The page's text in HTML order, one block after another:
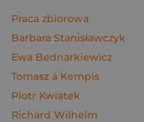
Praca zbiorowa
Barbara Stanisławczyk
Ewa Bednarkiewicz
Tomasz á Kempis
Piotr Kwiatek
Richard Wilhelm